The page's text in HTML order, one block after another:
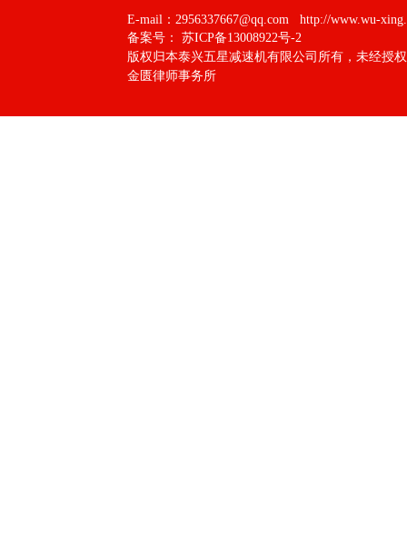
E-mail：2956337667@qq.com http://www.wu-
备案号： 苏ICP备13008922号-2
版权归本泰兴五星减速机有限公司所有，未经授
金匮律师事务所